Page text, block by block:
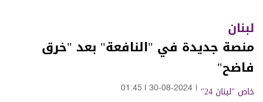
لبنان
منصة جديدة في "النافعة" بعد "خرق
فاضح"
خاص "لبنان 24" 30-08-2024
01:45